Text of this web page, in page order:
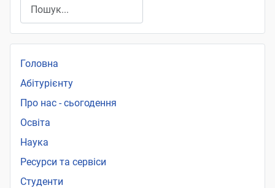
Головна
Абітурієнту
Про нас - сьогодення
Освіта
Наука
Ресурси та сервіси
Студенти